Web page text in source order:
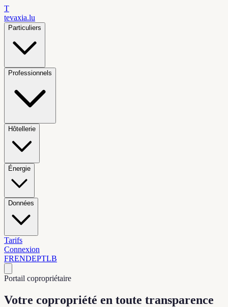
T
tevaxia.lu
Particuliers
Professionnels
Hôtellerie
Énergie
Données
Tarifs
Connexion
FRENDEPTLB
Portail copropriétaire
Votre copropriété en toute transparence